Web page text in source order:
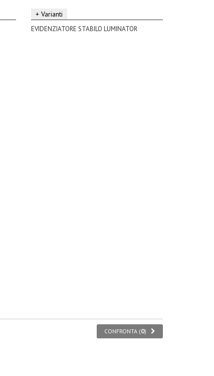
+ Varianti
EVIDENZIATORE STABILO LUMINATOR
CONFRONTA (0)